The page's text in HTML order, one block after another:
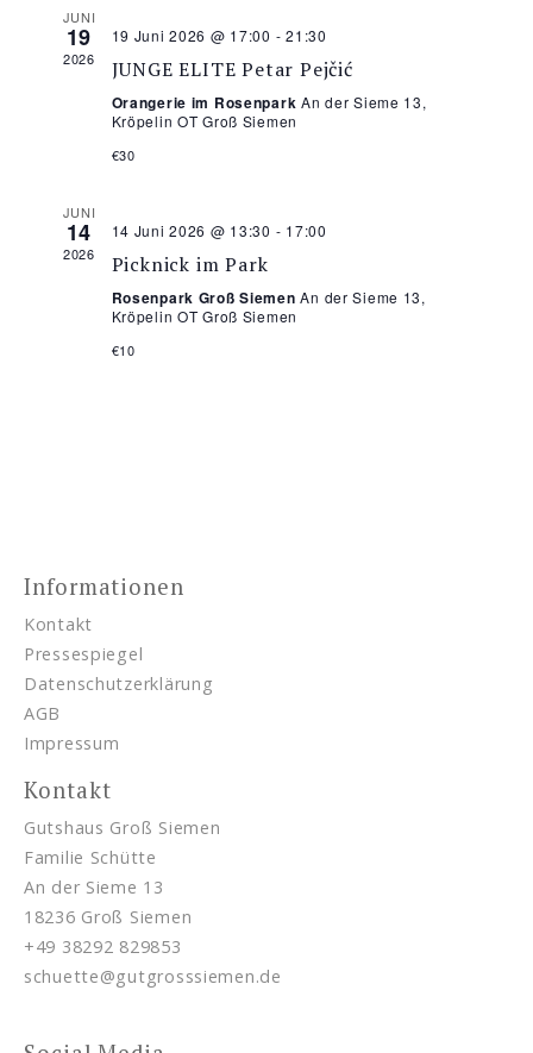
JUNI
19
2026
19 Juni 2026 @ 17:00 -21:30
JUNGE ELITE Petar Pejčić
Orangerie im RosenparkAn der Sieme 13,
Kröpelin OT Groß Siemen
€30
JUNI
14
2026
14 Juni 2026 @ 13:30 - 17:00
Picknick im Park
Rosenpark Groß SiemenAn der Sieme 13,
Kröpelin OT Groß Siemen
€10
Informationen
Kontakt
Pressespiegel
Datenschutzerklärung
AGB
Impressum
Kontakt
Gutshaus Groß Siemen
Familie Schütte
An der Sieme 13
18236 Groß Siemen
+49 38292 829853
schuette@gutgrosssiemen.de